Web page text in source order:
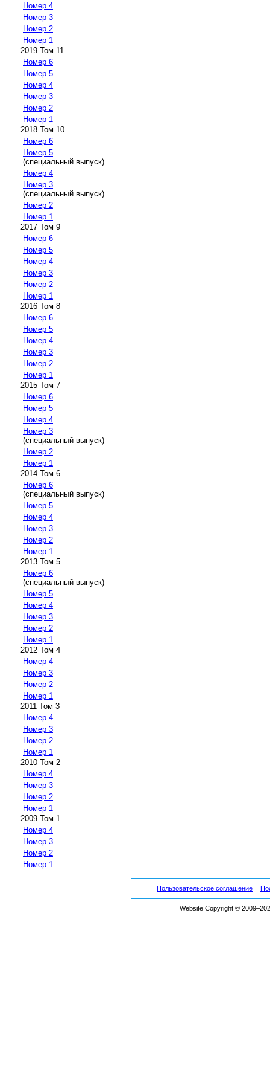
Номер 4
Номер 3
Номер 2
Номер 1
2019 Том 11
Номер 6
Номер 5
Номер 4
Номер 3
Номер 2
Номер 1
2018 Том 10
Номер 6
Номер 5
(специальный выпуск)
Номер 4
Номер 3
(специальный выпуск)
Номер 2
Номер 1
2017 Том 9
Номер 6
Номер 5
Номер 4
Номер 3
Номер 2
Номер 1
2016 Том 8
Номер 6
Номер 5
Номер 4
Номер 3
Номер 2
Номер 1
2015 Том 7
Номер 6
Номер 5
Номер 4
Номер 3
(специальный выпуск)
Номер 2
Номер 1
2014 Том 6
Номер 6
(специальный выпуск)
Номер 5
Номер 4
Номер 3
Номер 2
Номер 1
2013 Том 5
Номер 6
(специальный выпуск)
Номер 5
Номер 4
Номер 3
Номер 2
Номер 1
2012 Том 4
Номер 4
Номер 3
Номер 2
Номер 1
2011 Том 3
Номер 4
Номер 3
Номер 2
Номер 1
2010 Том 2
Номер 4
Номер 3
Номер 2
Номер 1
2009 Том 1
Номер 4
Номер 3
Номер 2
Номер 1
Пользовательское соглашение
Website Copyright ©